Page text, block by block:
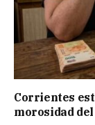
Corrientes
morosidad